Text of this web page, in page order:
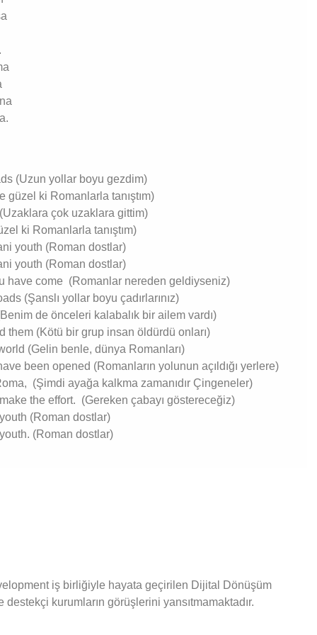
(Uzun yollar boyu gezdim)
güzel ki Romanlarla tanıştım)
çok uzaklara gittim)
ki Romanlarla tanıştım)
youth (Roman dostlar)
youth (Roman dostlar)
have come (Romanlar nereden geldiyseniz)
(Şanslı yollar boyu çadırlarınız)
de önceleri kalabalık bir ailem vardı)
them (Kötü bir grup insan öldürdü onları)
(Gelin benle, dünya Romanları)
been opened (Romanların yolunun açıldığı yerlere)
(Şimdi ayağa kalkma zamanıdır Çingeneler)
the effort. (Gereken çabayı göstereceğiz)
(Roman dostlar)
(Roman dostlar)
iş birliğiyle hayata geçirilen Dijital Dönüşüm
kurumların görüşlerini yansıtmamaktadır.